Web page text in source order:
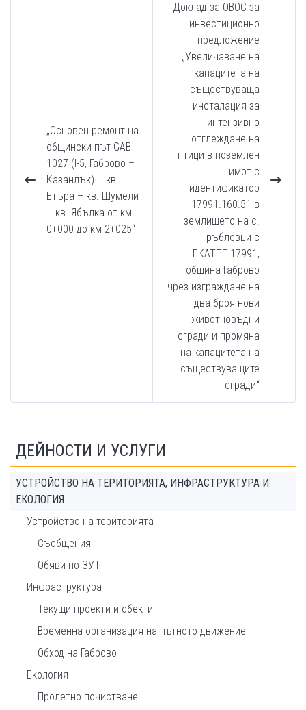
„Основен ремонт на
общински път GAB
1027 (I-5, Габрово –
Казанлък) – кв.
Етъра – кв. Шумели
– кв. Ябълка от км.
0+000 до км 2+025“
Доклад за ОВОС за
инвестиционно
предложение
„Увеличаване на
капацитета на
съществуваща
инсталация за
интензивно
отглеждане на
птици в поземлен
имот с
идентификатор
17991.160.51 в
землището на с.
Гръблевци с
ЕКАТТЕ 17991,
община Габрово
чрез изграждане на
два броя нови
животновъдни
сгради и промяна
на капацитета на
съществуващите
сгради“
ДЕЙНОСТИ И УСЛУГИ
УСТРОЙСТВО НА ТЕРИТОРИЯТА, ИНФРАСТРУКТУРА И
ЕКОЛОГИЯ
Устройство на територията
Съобщения
Обяви по ЗУТ
Инфраструктура
Текущи проекти и обекти
Временна организация на пътното движение
Обход на Габрово
Екология
Пролетно почистване